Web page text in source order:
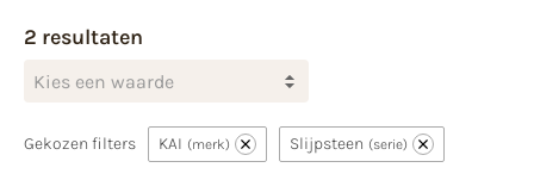
2 resultaten
Kies een waarde
Gekozen filters KAI merk Slijpsteen serie